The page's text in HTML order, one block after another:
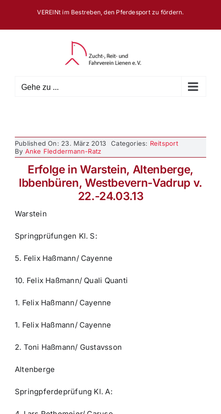
springen
VEREINt im Bestreben, den Pferdesport zu fördern.
Gehe zu ...
Published On: 23. März 2013 Categories: Reitsport
By Anke Fleddermann-Ratz
Erfolge in Warstein, Altenberge,
Ibbenbüren, Westbevern-Vadrup v.
22.-24.03.13
Warstein
Springprüfungen Kl. S:
5. Felix Haßmann/ Cayenne
10. Felix Haßmann/ Quali Quanti
1. Felix Haßmann/ Cayenne
1. Felix Haßmann/ Cayenne
2. Toni Haßmann/ Gustavsson
Altenberge
Springpferdeprüfung Kl. A: